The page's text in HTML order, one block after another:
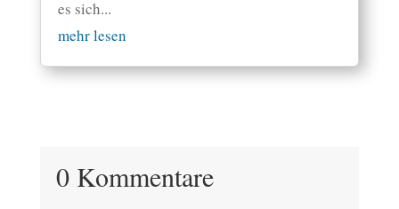
es sich...
mehr lesen
0 Kommentare